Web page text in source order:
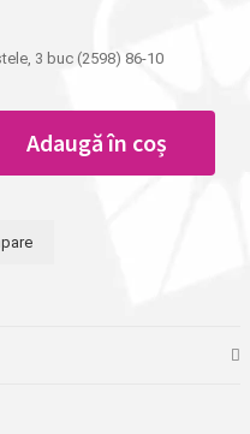
3 buc (2598) 86-10
Adaugă în coș